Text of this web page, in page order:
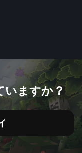
いますか？